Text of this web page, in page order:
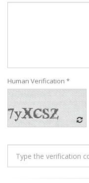
Human Verification *